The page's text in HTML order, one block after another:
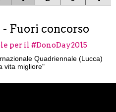
Fuori concorso
per il #DonoDay2015
Quadriennale (Lucca)
vita migliore"